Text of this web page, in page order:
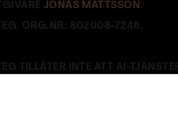
JONAS MATTSSON.
ORG.NR: 802008-7246.
TILLÅTER INTE ATT AI-